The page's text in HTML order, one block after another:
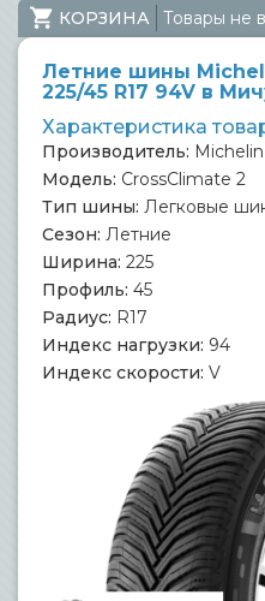
КОРЗИНА Товары не
Летние шины
225/45 R17 94V в
Характеристика
Производитель: Michelin
Модель: CrossClimate 2
Тип шины: Легковые
Сезон: Летние
Ширина: 225
Профиль: 45
Радиус: R17
Индекс нагрузки: 94
Индекс скорости: V